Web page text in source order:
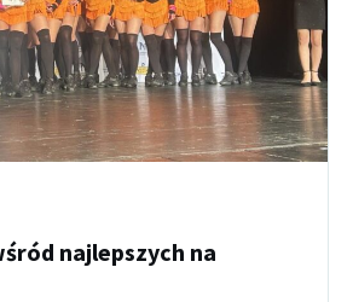
najlepszych na